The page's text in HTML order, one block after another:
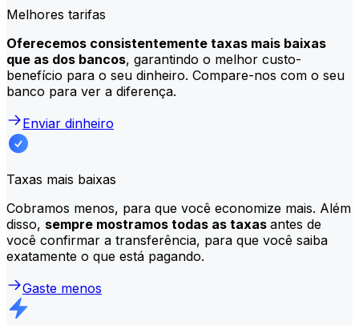
Melhores tarifas
Oferecemos consistentemente taxas mais baixas
que as dos bancos, garantindo o melhor custo-
benefício para o seu dinheiro. Compare-nos com o seu
banco para ver a diferença.
Enviar dinheiro
Taxas mais baixas
Cobramos menos, para que você economize mais. Além
disso, sempre mostramos todas as taxas antes de
você confirmar a transferência, para que você saiba
exatamente o que está pagando.
Gaste menos